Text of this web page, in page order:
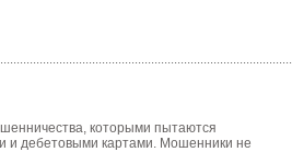
которыми пытаются
и дебетовыми картами. Мошенники не